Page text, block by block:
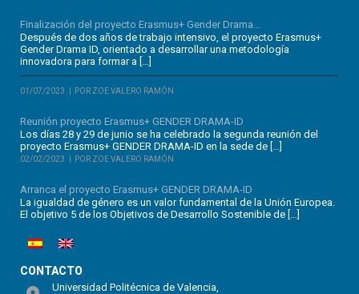
Finalización del proyecto Erasmus+ Gender Drama...
Después de dos años de trabajo intensivo, el proyecto Erasmus+
Gender Drama ID, orientado a desarrollar una metodología
innovadora para formar a […]
01/07/2023 POR ZOE VALERO RAMÓN
Reunión proyecto Erasmus+ GENDER DRAMA-ID
Los días 28 y 29 de junio se ha celebrado la segunda reunión del
proyecto Erasmus+ GENDER DRAMA-ID en la sede de […]
02/02/2023 POR ZOE VALERO RAMÓN
Arranca el proyecto Erasmus+ GENDER DRAMA-ID
La igualdad de género es un valor fundamental de la Unión Europea.
El objetivo 5 de los Objetivos de Desarrollo Sostenible de […]
CONTACTO
Universidad Politécnica de Valencia,